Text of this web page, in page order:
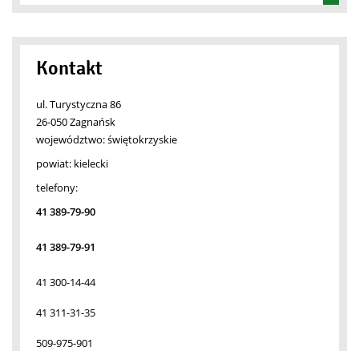
Kontakt
ul. Turystyczna 86
26-050 Zagnańsk
województwo:świętokrzyskie
powiat: kielecki
telefony:
41 389-79-90
41 389-79-91
41 300-14-44
41 311-31-35
509-975-901